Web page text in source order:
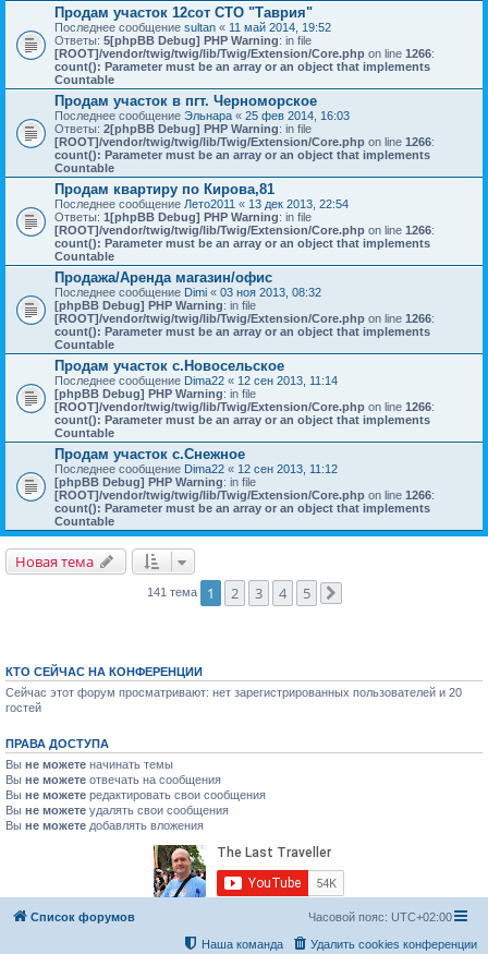
Продам участок 12сот СТО "Таврия"
Последнее сообщение sultan « 11 май 2014, 19:52
Ответы: 5[phpBB Debug] PHP Warning: in file
[ROOT]/vendor/twig/twig/lib/Twig/Extension/Core.php on line 1266:
count(): Parameter must be an array or an object that implements
Countable
Продам участок в пгт. Черноморское
Последнее сообщение Эльнара « 25 фев 2014, 16:03
Ответы: 2[phpBB Debug] PHP Warning: in file
[ROOT]/vendor/twig/twig/lib/Twig/Extension/Core.php on line 1266:
count(): Parameter must be an array or an object that implements
Countable
Продам квартиру по Кирова,81
Последнее сообщение Лето2011 « 13 дек 2013, 22:54
Ответы: 1[phpBB Debug] PHP Warning: in file
[ROOT]/vendor/twig/twig/lib/Twig/Extension/Core.php on line 1266:
count(): Parameter must be an array or an object that implements
Countable
Продажа/Аренда магазин/офис
Последнее сообщение Dimi « 03 ноя 2013, 08:32
[phpBB Debug] PHP Warning: in file
[ROOT]/vendor/twig/twig/lib/Twig/Extension/Core.php on line 1266:
count(): Parameter must be an array or an object that implements
Countable
Продам участок с.Новосельское
Последнее сообщение Dima22 « 12 сен 2013, 11:14
[phpBB Debug] PHP Warning: in file
[ROOT]/vendor/twig/twig/lib/Twig/Extension/Core.php on line 1266:
count(): Parameter must be an array or an object that implements
Countable
Продам участок с.Снежное
Последнее сообщение Dima22 « 12 сен 2013, 11:12
[phpBB Debug] PHP Warning: in file
[ROOT]/vendor/twig/twig/lib/Twig/Extension/Core.php on line 1266:
count(): Parameter must be an array or an object that implements
Countable
Новая тема
141 тема 1 2 3 4 5
КТО СЕЙЧАС НА КОНФЕРЕНЦИИ
Сейчас этот форум просматривают: нет зарегистрированных пользователей и 20
гостей
ПРАВА ДОСТУПА
Вы не можете начинать темы
Вы не можете отвечать на сообщения
Вы не можете редактировать свои сообщения
Вы не можете удалять свои сообщения
Вы не можете добавлять вложения
Список форумов Часовой пояс: UTC+02:00
Удалить cookies конференции
Наша команда